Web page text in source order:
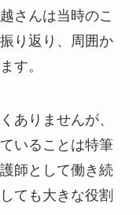
さんは当時のこ
り返り、周囲か
す。
ありませんが、
いることは特筆
師として働き続
ても大きな役割